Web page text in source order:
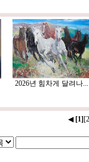
2026년 힘차게 달려나...
◀ [1]